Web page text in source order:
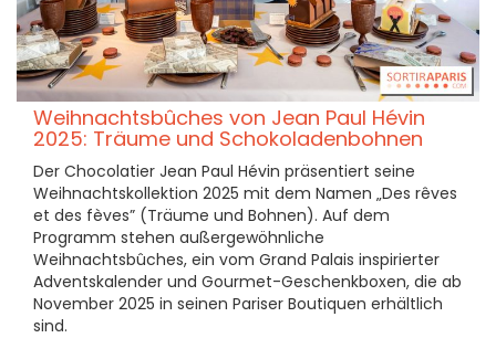
Weihnachtsbûches von Jean Paul Hévin
2025: Träume und Schokoladenbohnen
Der Chocolatier Jean Paul Hévin präsentiert seine
Weihnachtskollektion 2025 mit dem Namen „Des rêves
et des fèves” (Träume und Bohnen). Auf dem
Programm stehen außergewöhnliche
Weihnachtsbûches, ein vom Grand Palais inspirierter
Adventskalender und Gourmet-Geschenkboxen, die ab
November 2025 in seinen Pariser Boutiquen erhältlich
sind.